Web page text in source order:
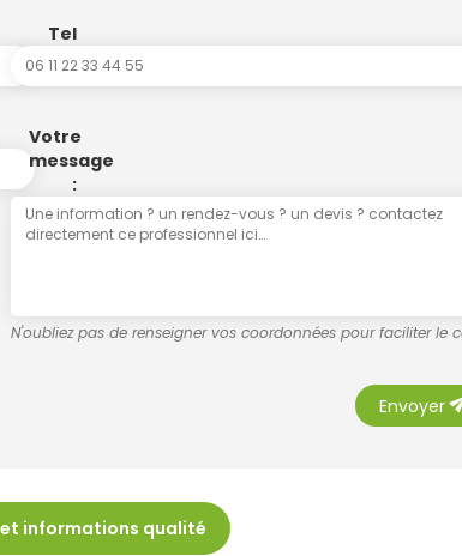
Tel
Votre
message
:
N'oubliez pas de renseigner vos coordonnées pour faciliter le
Envoyer
informations qualité